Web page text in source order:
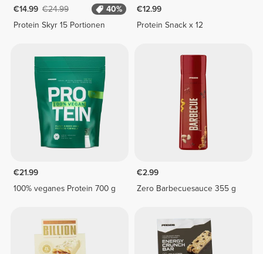
€14.99 €24.99
40%
Protein Skyr 15 Portionen
€12.99
Protein Snack x 12
€21.99
100% veganes Protein 700 g
€2.99
Zero Barbecuesauce 355 g